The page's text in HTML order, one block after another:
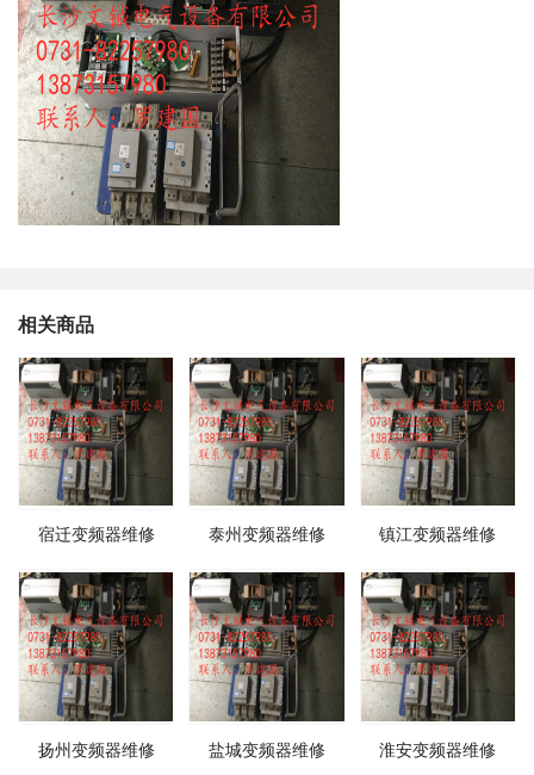
相关商品
宿迁变频器维修 泰州变频器维修 镇江变频器维修
扬州变频器维修 盐城变频器维修 淮安变频器维修